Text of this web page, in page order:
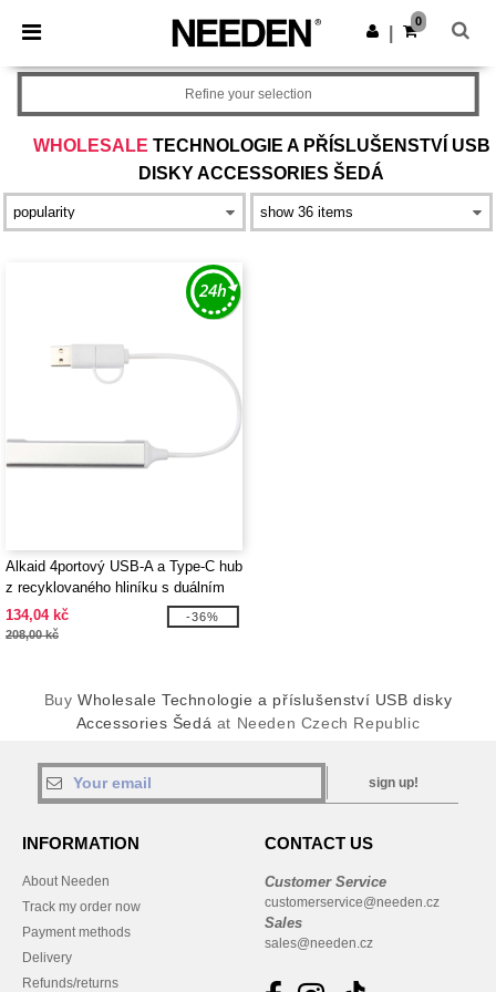
× Aplikace Needen
Lepší ceny v aplikaci!
Stáhnout app
0
WHOLESALE TECHNOLOGIE A PŘÍSLUŠENSTVÍ USB
DISKY ACCESSORIES ŠEDÁ
Refine your selection
Alkaid 4portový USB-A a Type-C hub
z recyklovaného hliníku s duálním
vstupem - EgotierPro 124469
134,04 kč
208,00 kč
-36%
BuyWholesale Technologie a příslušenství USB disky
Accessories Šedá at Needen Czech Republic
sign up!
INFORMATION
About Needen
Track my order now
Payment methods
Delivery
Refunds/returns
CONTACT US
Customer Service
customerservice@needen.cz
Sales
sales@needen.cz